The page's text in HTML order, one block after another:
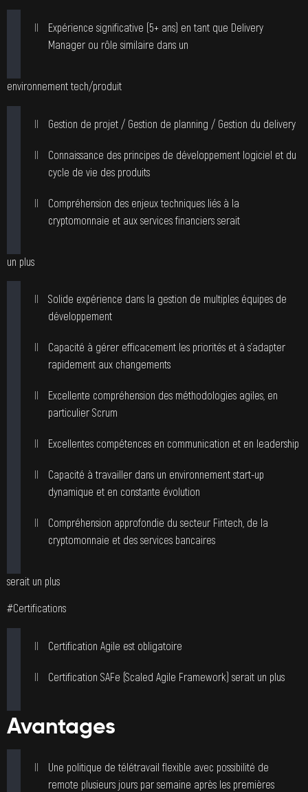
Expérience significative (5+ ans) en tant que Delivery
Manager ou rôle similaire dans un
environnement tech/produit
Gestion de projet / Gestion de planning / Gestion du delivery
Connaissance des principes de développement logiciel et du
cycle de vie des produits
Compréhension des enjeux techniques liés à la
cryptomonnaie et aux services financiers serait
un plus
Solide expérience dans la gestion de multiples équipes de
développement
Capacité à gérer efficacement les priorités et à s’adapter
rapidement aux changements
Excellente compréhension des méthodologies agiles, en
particulier Scrum
Excellentes compétences en communication et en leadership
Capacité à travailler dans un environnement start-up
dynamique et en constante évolution
Compréhension approfondie du secteur Fintech, de la
cryptomonnaie et des services bancaires
serait un plus
#Certifications
Certification Agile est obligatoire
Certification SAFe (Scaled Agile Framework) serait un plus
Avantages
Une politique de télétravail flexible avec possibilité de
remote plusieurs jours par semaine après les premières